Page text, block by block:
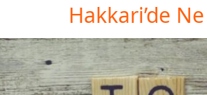
Hakkari’de